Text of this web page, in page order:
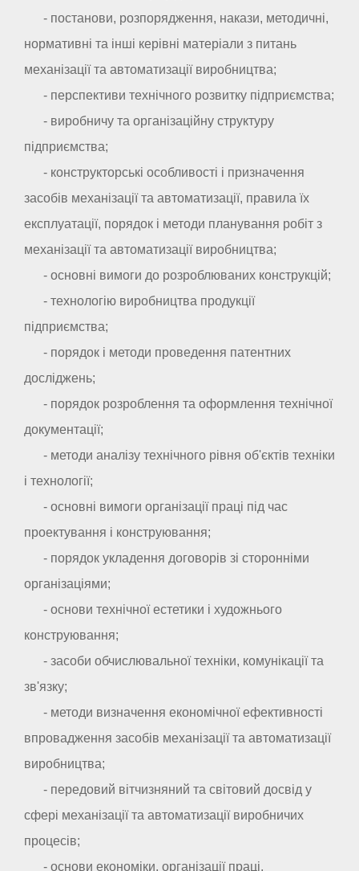
- постанови, розпорядження, накази, методичні,
нормативні та інші керівні матеріали з питань
механізації та автоматизації виробництва;
- перспективи технічного розвитку підприємства;
- виробничу та організаційну структуру
підприємства;
- конструкторські особливості і призначення
засобів механізації та автоматизації, правила їх
експлуатації, порядок і методи планування робіт з
механізації та автоматизації виробництва;
- основні вимоги до розроблюваних конструкцій;
- технологію виробництва продукції
підприємства;
- порядок і методи проведення патентних
досліджень;
- порядок розроблення та оформлення технічної
документації;
- методи аналізу технічного рівня об'єктів техніки
і технології;
- основні вимоги організації праці під час
проектування і конструювання;
- порядок укладення договорів зі сторонніми
організаціями;
- основи технічної естетики і художнього
конструювання;
- засоби обчислювальної техніки, комунікації та
зв'язку;
- методи визначення економічної ефективності
впровадження засобів механізації та автоматизації
виробництва;
- передовий вітчизняний та світовий досвід у
сфері механізації та автоматизації виробничих
процесів;
- основи економіки, організації праці,